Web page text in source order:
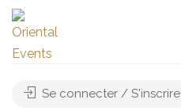
Se connecter / S'inscrire